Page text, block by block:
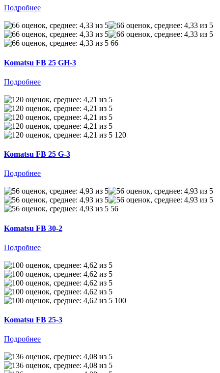
Подробнее
66
Komatsu FB 25 GH-3
Подробнее
120
Komatsu FB 25 G-3
Подробнее
56
Komatsu FB 30-2
Подробнее
100
Komatsu FB 25-3
Подробнее